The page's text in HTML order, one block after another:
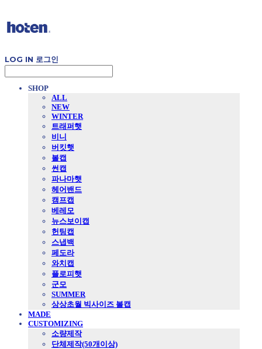
LOG IN 로그인
SHOP
ALL
NEW
WINTER
트래퍼햇
비니
버킷햇
볼캡
썬캡
파나마햇
헤어밴드
캠프캡
베레모
뉴스보이캡
헌팅캡
스냅백
페도라
와치캡
플로피햇
군모
SUMMER
상상초월 빅사이즈 볼캡
MADE
CUSTOMIZING
소량제작
단체제작(50개이상)